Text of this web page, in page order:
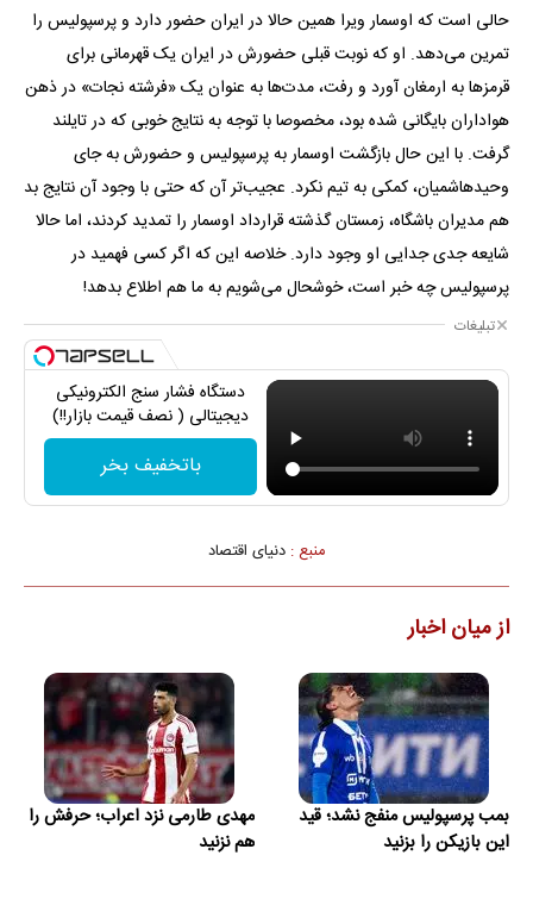
حالی است که اوسمار ویرا همین حالا در ایران حضور دارد و پرسپولیس را
تمرین می‌دهد. او که نوبت قبلی حضورش در ایران یک قهرمانی برای
قرمزها به ارمغان آورد و رفت، مدت‌ها به عنوان یک «فرشته نجات» در ذهن
هواداران بایگانی شده بود، مخصوصا با توجه به نتایج خوبی که در تایلند
گرفت. با این حال بازگشت اوسمار به پرسپولیس و حضورش به جای
وحید‌هاشمیان، کمکی به تیم نکرد. عجیب‌تر آن که حتی با وجود آن نتایج بد
هم مدیران باشگاه، زمستان گذشته قرارداد اوسمار را تمدید کردند، اما حالا
شایعه جدی جدایی او وجود دارد. خلاصه این که اگر کسی فهمید در
پرسپولیس چه خبر است، خوشحال می‌شویم به ما هم اطلاع بدهد!
تبلیغات
دستگاه فشار سنج الکترونیکی
دیجیتالی ( نصف قیمت بازار!!)
باتخفیف بخر
منبع : دنیای اقتصاد
از میان اخبار
بمب پرسپولیس منفج نشد؛ قید
این بازیکن را بزنید
مهدی طارمی نزد اعراب؛ حرفش را
هم نزنید